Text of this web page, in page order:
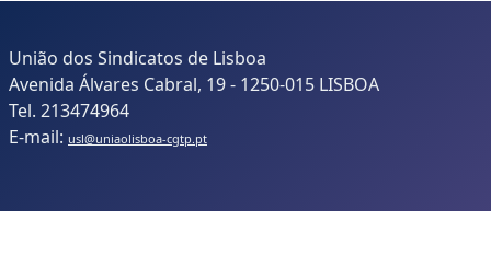
União dos Sindicatos de Lisboa
Avenida Álvares Cabral, 19 - 1250-015 LISBOA
Tel. 213474964
E-mail: usl@uniaolisboa-cgtp.pt